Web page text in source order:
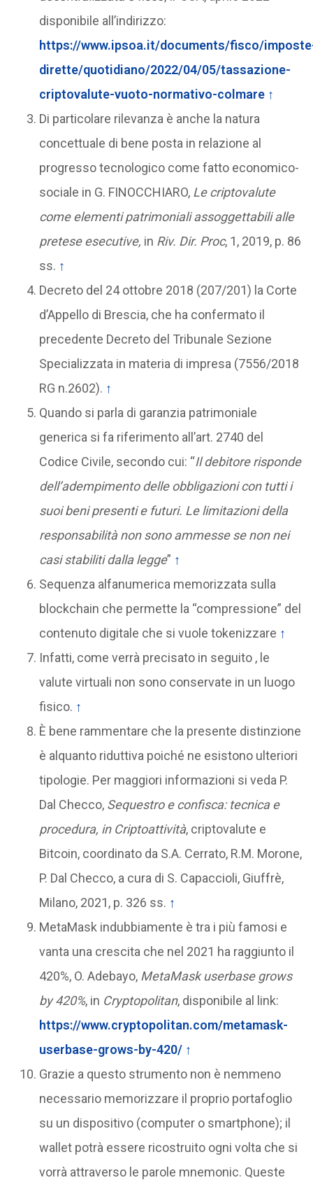
disponibile all’indirizzo:
https://www.ipsoa.it/documents/fisco/
dirette/quotidiano/2022/04/05/tassazione-
criptovalute-vuoto-normativo-colmare ↑
Di particolare rilevanza è anche la natura
concettuale di bene posta in relazione al
progresso tecnologico come fatto economico-
sociale in G. FINOCCHIARO, Le criptovalute
come elementi patrimoniali assoggettabili alle
pretese esecutive, in Riv. Dir. Proc, 1, 2019, p. 86
ss. ↑
Decreto del 24 ottobre 2018 (207/201) la Corte
d’Appello di Brescia, che ha confermato il
precedente Decreto del Tribunale Sezione
Specializzata in materia di impresa (7556/2018
RG n.2602). ↑
Quando si parla di garanzia patrimoniale
generica si fa riferimento all’art. 2740 del
Codice Civile, secondo cui: “Il debitore risponde
dell’adempimento delle obbligazioni con tutti i
suoi beni presenti e futuri. Le limitazioni della
responsabilità non sono ammesse se non nei
casi stabiliti dalla legge” ↑
Sequenza alfanumerica memorizzata sulla
blockchain che permette la “compressione” del
contenuto digitale che si vuole tokenizzare ↑
Infatti, come verrà precisato in seguito , le
valute virtuali non sono conservate in un luogo
fisico. ↑
È bene rammentare che la presente distinzione
è alquanto riduttiva poiché ne esistono ulteriori
tipologie. Per maggiori informazioni si veda P.
Dal Checco, Sequestro e confisca: tecnica e
procedura, in Criptoattività, criptovalute e
Bitcoin, coordinato da S.A. Cerrato, R.M. Morone,
P. Dal Checco, a cura di S. Capaccioli, Giuffrè,
Milano, 2021, p. 326 ss. ↑
MetaMask indubbiamente è tra i più famosi e
vanta una crescita che nel 2021 ha raggiunto il
420%, O. Adebayo, MetaMask userbase grows
by 420%, in Cryptopolitan, disponibile al link:
https://www.cryptopolitan.com/metamask-
userbase-grows-by-420/ ↑
Grazie a questo strumento non è nemmeno
necessario memorizzare il proprio portafoglio
su un dispositivo (computer o smartphone); il
wallet potrà essere ricostruito ogni volta che si
vorrà attraverso le parole mnemonic. Queste